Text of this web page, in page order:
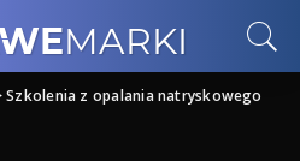
Szkolenia z opalania natryskowego